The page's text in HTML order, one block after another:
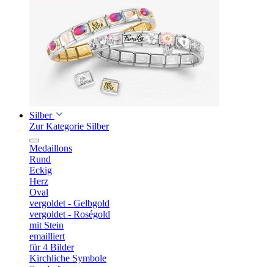
Silber
Zur Kategorie Silber
Medaillons
Rund
Eckig
Herz
Oval
vergoldet - Gelbgold
vergoldet - Roségold
mit Stein
emailliert
für 4 Bilder
Kirchliche Symbole